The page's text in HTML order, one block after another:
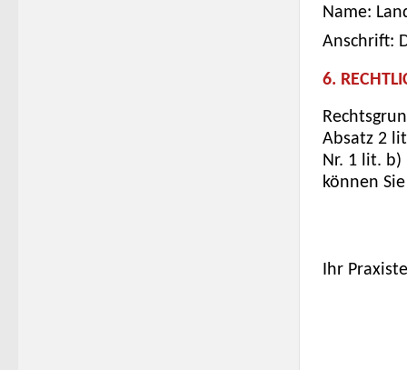
Name:
Anschrift:
6.
Absatz 2
Nr. 1 lit. b)
können
Ihr